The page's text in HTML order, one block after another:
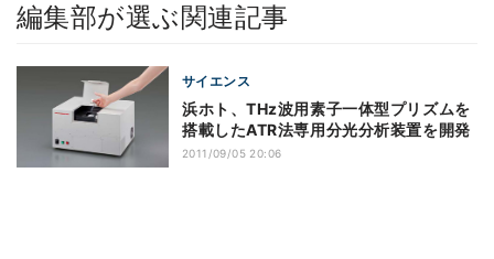
編集部が選ぶ関連記事
サイエンス
浜ホト、THz波用素子一体型プリズムを
搭載したATR法専用分光分析装置を開発
2011/09/05 20:06